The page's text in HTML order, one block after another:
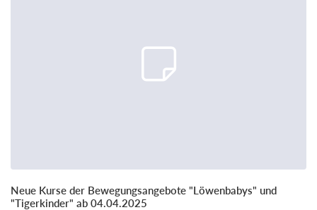
Neue Kurse der Bewegungsangebote "Löwenbabys" und
"Tigerkinder" ab 04.04.2025